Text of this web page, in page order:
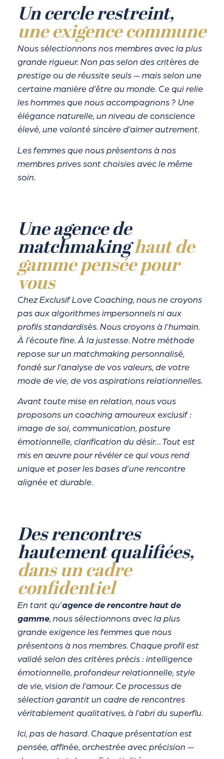
Un cercle restreint,
une exigence commune
Nous sélectionnons nos membres avec la plus
grande rigueur. Non pas selon des critères de
prestige ou de réussite seuls — mais selon une
certaine manière d’être au monde. Ce qui relie
les hommes que nous accompagnons ? Une
élégance naturelle, un niveau de conscience
élevé, une volonté sincère d’aimer autrement.
Les femmes que nous présentons à nos
membres prives sont choisies avec le même
soin.
Une agence de
matchmakinghaut de
gamme pensée pour
vous
Chez Exclusif Love Coaching, nous ne croyons
pas aux algorithmes impersonnels ni aux
profils standardisés. Nous croyons à l’humain.
À l’écoute fine. À la justesse. Notre méthode
repose sur un matchmaking personnalisé,
fondé sur l’analyse de vos valeurs, de votre
mode de vie, de vos aspirations relationnelles.
Avant toute mise en relation, nous vous
proposons un coaching amoureux exclusif :
image de soi, communication, posture
émotionnelle, clarification du désir… Tout est
mis en œuvre pour révéler ce qui vous rend
unique et poser les bases d’une rencontre
alignée et durable.
Des rencontres
hautement qualifiées,
dans un cadre
confidentiel
En tant qu’agence de rencontre haut de
gamme, nous sélectionnons avec la plus
grande exigence les femmes que nous
présentons à nos membres. Chaque profil est
validé selon des critères précis : intelligence
émotionnelle, profondeur relationnelle, style
de vie, vision de l’amour. Ce processus de
sélection garantit un cadre de rencontres
véritablement qualitatives, à l’abri du superflu.
Ici, pas de hasard. Chaque présentation est
pensée, affinée, orchestrée avec précision —